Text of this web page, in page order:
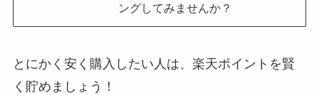
ングしてみませんか？
とにかく安く購入したい人は、楽天ポイントを賢
く貯めましょう！